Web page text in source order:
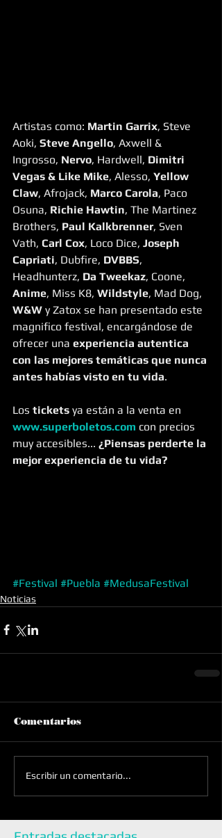
Artistas como: Martin Garrix, Steve
Aoki, Steve Angello, Axwell &
Ingrosso, Nervo, Hardwell, Dimitri
Vegas & Like Mike, Alesso, Yellow
Claw, Afrojack, Marco Carola, Paco
Osuna, Richie Hawtin, The Martinez
Brothers, Paul Kalkbrenner, Sven
Vath, Carl Cox, Loco Dice, Joseph
Capriati, Dubfire, DVBBS,
Headhunterz, Da Tweekaz, Coone,
Anime, Miss K8, Wildstyle, Mad Dog,
W&W y Zatox se han presentado este
magnifico festival, encargándose de
ofrecer una experiencia autentica
con las mejores temáticas que nunca
antes habías visto en tu vida.
Los tickets ya están a la venta en
www.superboletos.com con precios
muy accesibles... ¿Piensas perderte la
mejor experiencia de tu vida?
#Festival #Puebla #MedusaFestival
Noticias
Comentarios
Escribir un comentario...